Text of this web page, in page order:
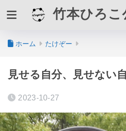
竹本ひろこ
ホーム たけぞー
見せる自分、見せない
2023-10-27